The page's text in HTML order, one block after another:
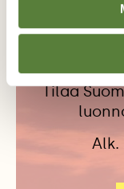
Tue
luonto-
Tilaa
Alk.